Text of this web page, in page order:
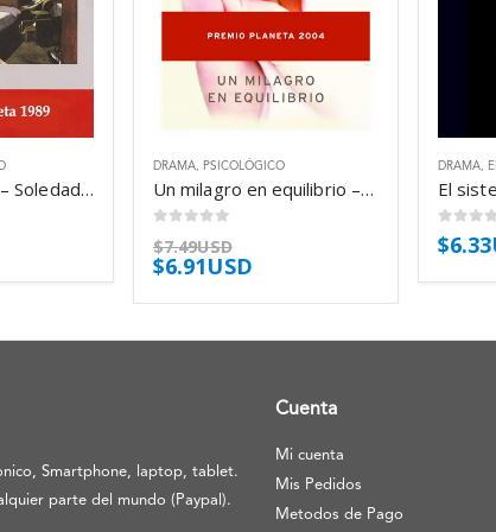
Queda la noche – Soledad Puértolas
DRAMA PSICOLÓGICO
Un milagro en equilibrio – Lucía Etxebarria
$7.49USD
$6.91USD
DRAMA
0out of
$
Smartphone, laptop, tablet.
parte del mundo (Paypal).
Cuenta
Mi cuenta
Mis Pedidos
Metodos de Pago